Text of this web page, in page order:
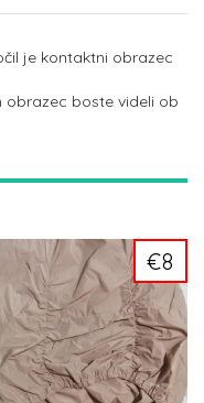
je kontaktni obrazec
obrazec boste videli ob
€8